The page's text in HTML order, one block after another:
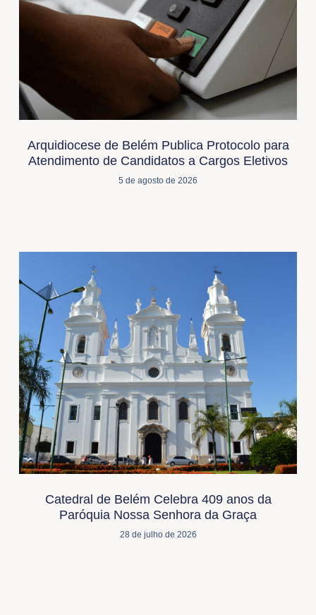
Arquidiocese de Belém Publica Protocolo para
Atendimento de Candidatos a Cargos Eletivos
5 de agosto de 2026
Catedral de Belém Celebra 409 anos da
Paróquia Nossa Senhora da Graça
28 de julho de 2026